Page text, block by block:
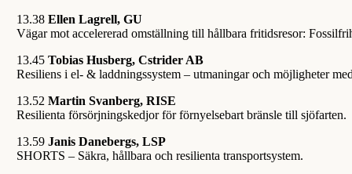
13.38Ellen Lagrell, GU
Vägar mot accelererad omställning till hållbara fritidsresor:
13.45Tobias Husberg, Cstrider AB
Resiliens i el- & laddningssystem – utmaningar och möjligheter
13.52Martin Svanberg, RISE
Resilienta försörjningskedjor för förnyelsebart bränsle till sjöfarten.
13.59 Janis Danebergs, LSP
SHORTS – Säkra, hållbara och resilienta transportsystem.